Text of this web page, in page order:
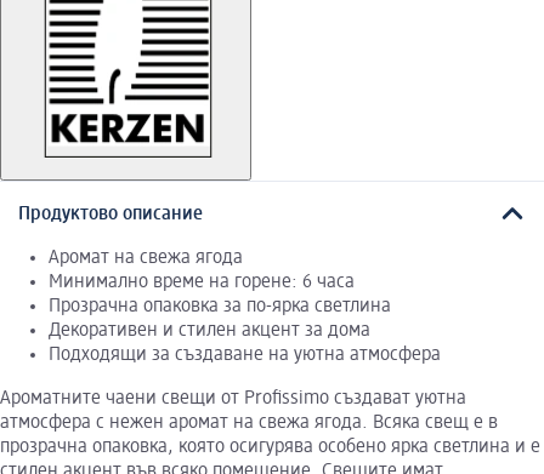
Продуктово описание
Аромат на свежа ягода
Минимално време на горене: 6 часа
Прозрачна опаковка за по-ярка светлина
Декоративен и стилен акцент за дома
Подходящи за създаване на уютна атмосфера
Ароматните чаени свещи от Profissimo създават уютна
атмосфера с нежен аромат на свежа ягода. Всяка свещ е в
прозрачна опаковка, която осигурява особено ярка светлина и е